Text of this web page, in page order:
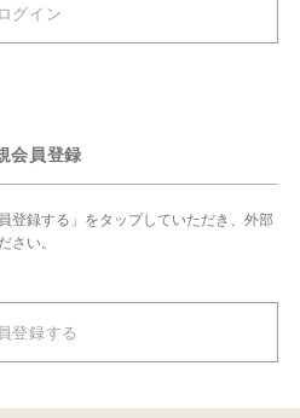
ログイン
会員登録
登録する」をタップしていただき、外部
さい。
登録する